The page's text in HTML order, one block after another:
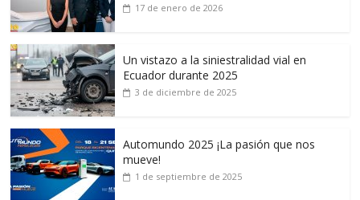
17 de enero de 2026
Un vistazo a la siniestralidad vial en
Ecuador durante 2025
3 de diciembre de 2025
Automundo 2025 ¡La pasión que nos
mueve!
1 de septiembre de 2025